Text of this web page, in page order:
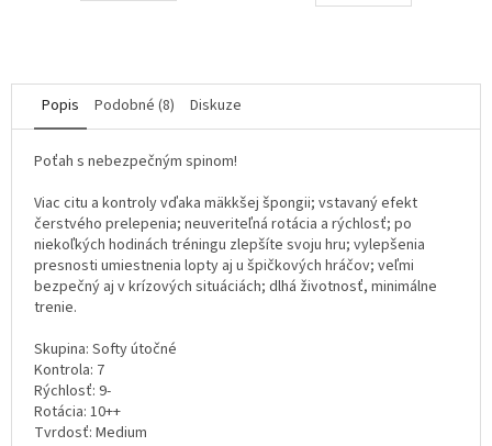
Popis Podobné (8) Diskuze
Poťah s nebezpečným spinom!
Viac citu a kontroly vďaka mäkkšej špongii; vstavaný efekt
čerstvého prelepenia; neuveriteľná rotácia a rýchlosť; po
niekoľkých hodinách tréningu zlepšíte svoju hru; vylepšenia
presnosti umiestnenia lopty aj u špičkových hráčov; veľmi
bezpečný aj v krízových situáciách; dlhá životnosť, minimálne
trenie.
Skupina: Softy útočné
Kontrola: 7
Rýchlosť: 9-
Rotácia: 10++
Tvrdosť: Medium